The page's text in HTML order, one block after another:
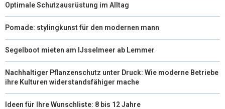
Optimale Schutzausrüstung im Alltag
Pomade: stylingkunst für den modernen mann
Segelboot mieten am IJsselmeer ab Lemmer
Nachhaltiger Pflanzenschutz unter Druck: Wie moderne Betriebe
ihre Kulturen widerstandsfähiger mache
Ideen für Ihre Wunschliste: 8 bis 12 Jahre